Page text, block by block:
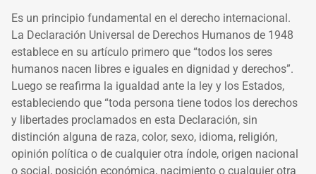
Es un principio fundamental en el derecho internacional.
La Declaración Universal de Derechos Humanos de 1948
establece en su artículo primero que “todos los seres
humanos nacen libres e iguales en dignidad y derechos”.
Luego se reafirma la igualdad ante la ley y los Estados,
estableciendo que “toda persona tiene todos los derechos
y libertades proclamados en esta Declaración, sin
distinción alguna de raza, color, sexo, idioma, religión,
opinión política o de cualquier otra índole, origen nacional
o social, posición económica, nacimiento o cualquier otra